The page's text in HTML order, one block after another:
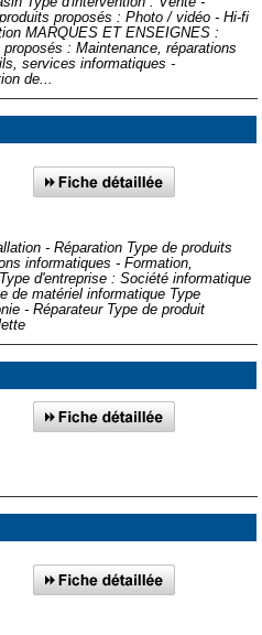
proposés : Photo / vidéo - Hi-fi
MARQUES ET ENSEIGNES :
: Maintenance, réparations
services informatiques -
de...
- Réparation Type de produits
informatiques - Formation,
d'entreprise : Société informatique
de matériel informatique Type
- Réparateur Type de produit